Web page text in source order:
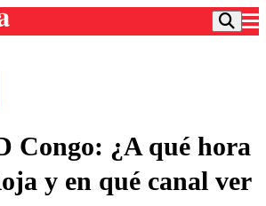
TV
Congo: ¿A qué hora
y en qué canal ver